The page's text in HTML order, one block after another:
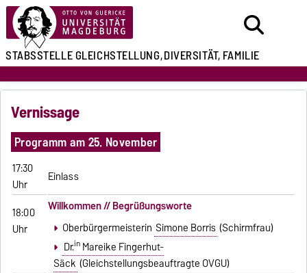
STABSSTELLEGLEICHSTELLUNG,DIVERSITÄT, FAMILIE
Vernissage
Programm am 25. November
17:30
Uhr
Einlass
18:00
Uhr
Willkommen // Begrüßungsworte
Oberbürgermeisterin Simone Borris (Schirmfrau)
Dr.inMareike Fingerhut-
Säck (Gleichstellungsbeauftragte OVGU)